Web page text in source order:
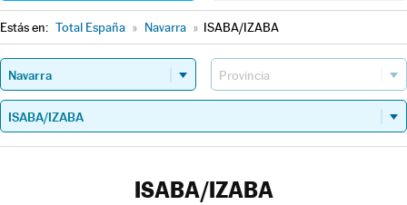
Estás en: Total España » Navarra » ISABA/IZABA
ISABA/IZABA